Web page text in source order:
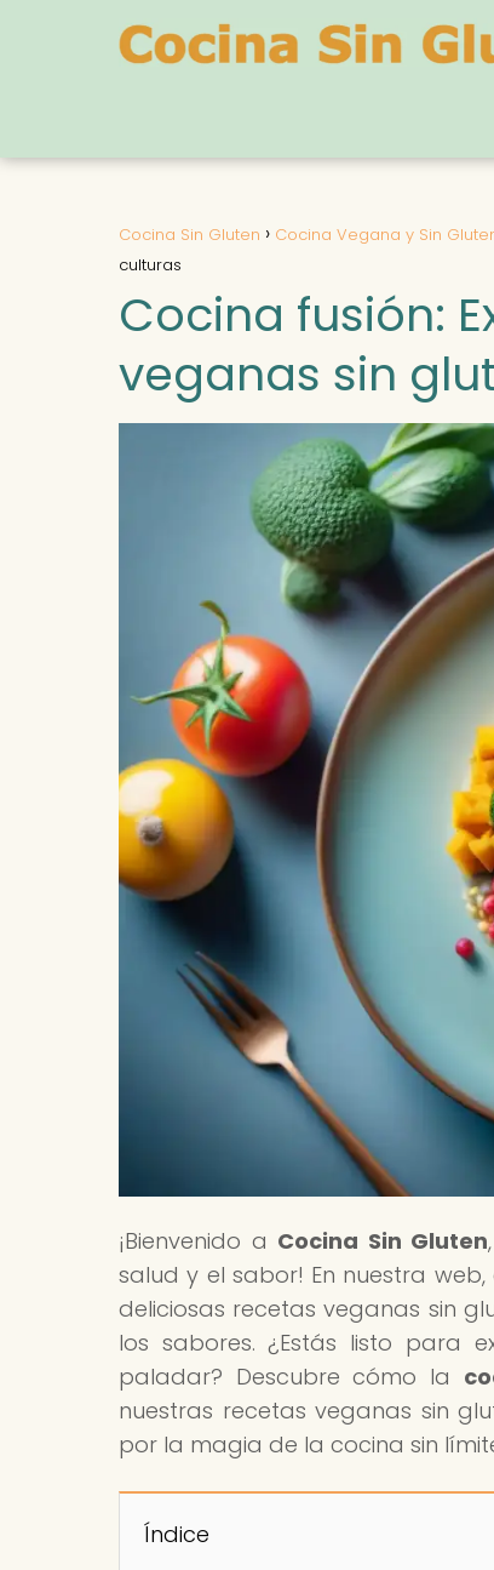
Cocina Sin Gluten Cocina Vegana y Sin
culturas
Cocina fusión:
veganas sin
¡Bienvenido a Cocina Sin Gluten
salud y el sabor! En nuestra
deliciosas recetas veganas sin
los sabores. ¿Estás listo para
paladar? Descubre cómo la
nuestras recetas veganas sin
por la magia de la cocina sin
Índice